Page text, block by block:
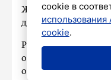
Женщина все
дочерью и
Ранее
общего режима за
отказа
cookie в
cookie.